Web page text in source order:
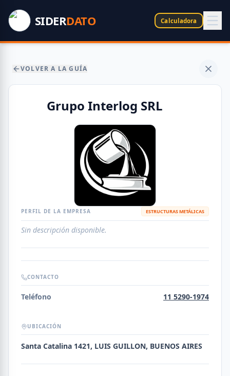
SIDERDATO Calculadora
VOLVER A LA GUÍA
Grupo Interlog SRL
PERFIL DE LA EMPRESA ESTRUCTURAS METÁLICAS
Sin descripción disponible.
CONTACTO
Teléfono 11 5290-1974
UBICACIÓN
Santa Catalina 1421, LUIS GUILLON, BUENOS AIRES